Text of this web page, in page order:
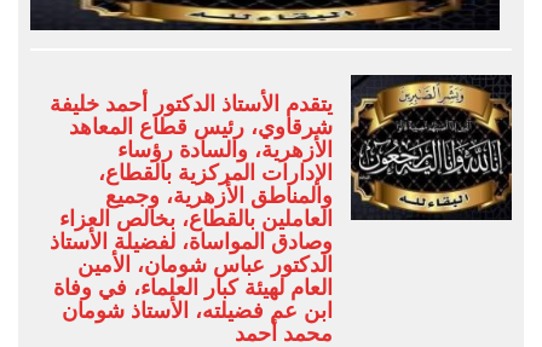
يتقدم الأستاذ الدكتور أحمد خليفة
شرقاوي، رئيس قطاع المعاهد
الأزهرية، والسادة رؤساء
الإدارات المركزية بالقطاع،
والمناطق الأزهرية، وجميع
العاملين بالقطاع، بخالص العزاء
وصادق المواساة، لفضيلة الأستاذ
الدكتور عباس شومان، الأمين
العام لهيئة كبار العلماء، في وفاة
ابن عم فضيلته، الأستاذ شومان
محمد أحمد